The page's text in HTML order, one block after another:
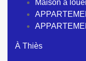
Maison à
À Thiès